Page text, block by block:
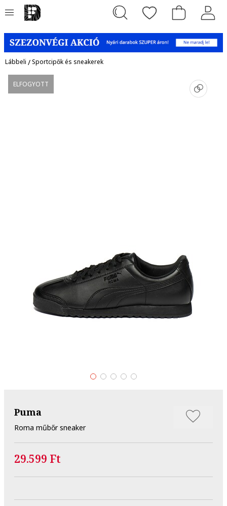
Lábbeli /Sportcipők és sneakerek
ELFOGYOTT
Puma
Roma műbőr sneaker
29.599 Ft